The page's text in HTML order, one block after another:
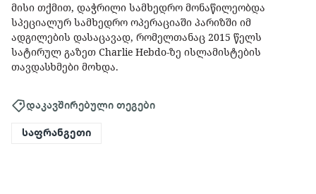
მისი თქმით, დაჭრილი სამხედრო მონაწილეობდა
სპეციალურ სამხედრო ოპერაციაში პარიზში იმ
ადგილების დასაცავად, რომელთანაც 2015 წელს
სატირულ გაზეთ Charlie Hebdo-ზე ისლამისტების
თავდასხმები მოხდა.
დაკავშირებული თეგები
საფრანგეთი